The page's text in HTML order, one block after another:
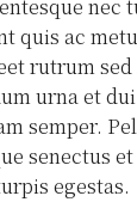
nec
quis ac
rutrum
urna et
semper.
senectus
egestas.